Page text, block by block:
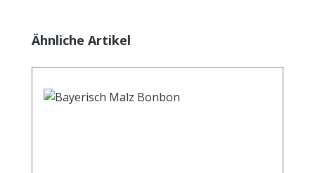
Produktgalerie überspringen
Ähnliche Artikel